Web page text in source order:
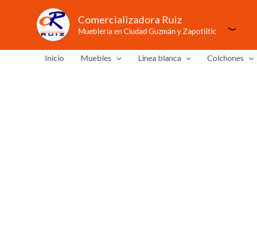
Comercializadora Ruiz
Mueblería en Ciudad Guzmán y Zapotiltic
Inicio Muebles Linea blanca Colchones